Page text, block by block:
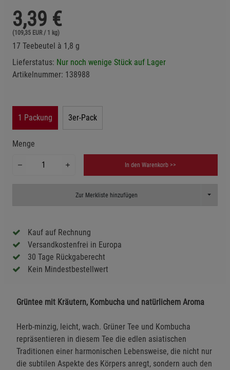
3,39 €
(109,35 EUR / 1 kg)
17 Teebeutel à 1,8 g
Lieferstatus: Nur noch wenige Stück auf Lager
Artikelnummer: 138988
1 Packung 3er-Pack
Menge
In den Warenkorb >>
Zur Merkliste hinzufügen Toggle
Kauf auf Rechnung
Versandkostenfrei in Europa
30 Tage Rückgaberecht
Kein Mindestbestellwert
Grüntee mit Kräutern, Kombucha und natürlichem Aroma
Herb-minzig, leicht, wach. Grüner Tee und Kombucha
repräsentieren in diesem Tee die edlen asiatischen
Traditionen einer harmonischen Lebensweise, die nicht nur
die subtilen Aspekte des Körpers anregt, sondern auch den